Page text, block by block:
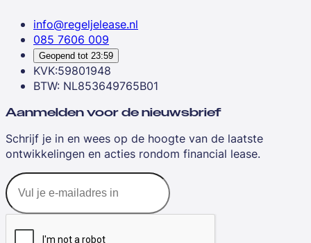
info@regeljelease.nl
085 7606 009
Geopend tot 23:59
KVK:59801948
BTW: NL853649765B01
Aanmelden voor de nieuwsbrief
Schrijf je in en wees op de hoogte van de laatste
ontwikkelingen en acties rondom financial lease.